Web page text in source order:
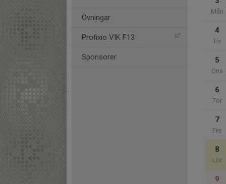
Övningar
Profixio VIK F13
Sponsorer
Mån
4
Tis
5
Ons
6
Tor
7
Fre
8
Lör
9